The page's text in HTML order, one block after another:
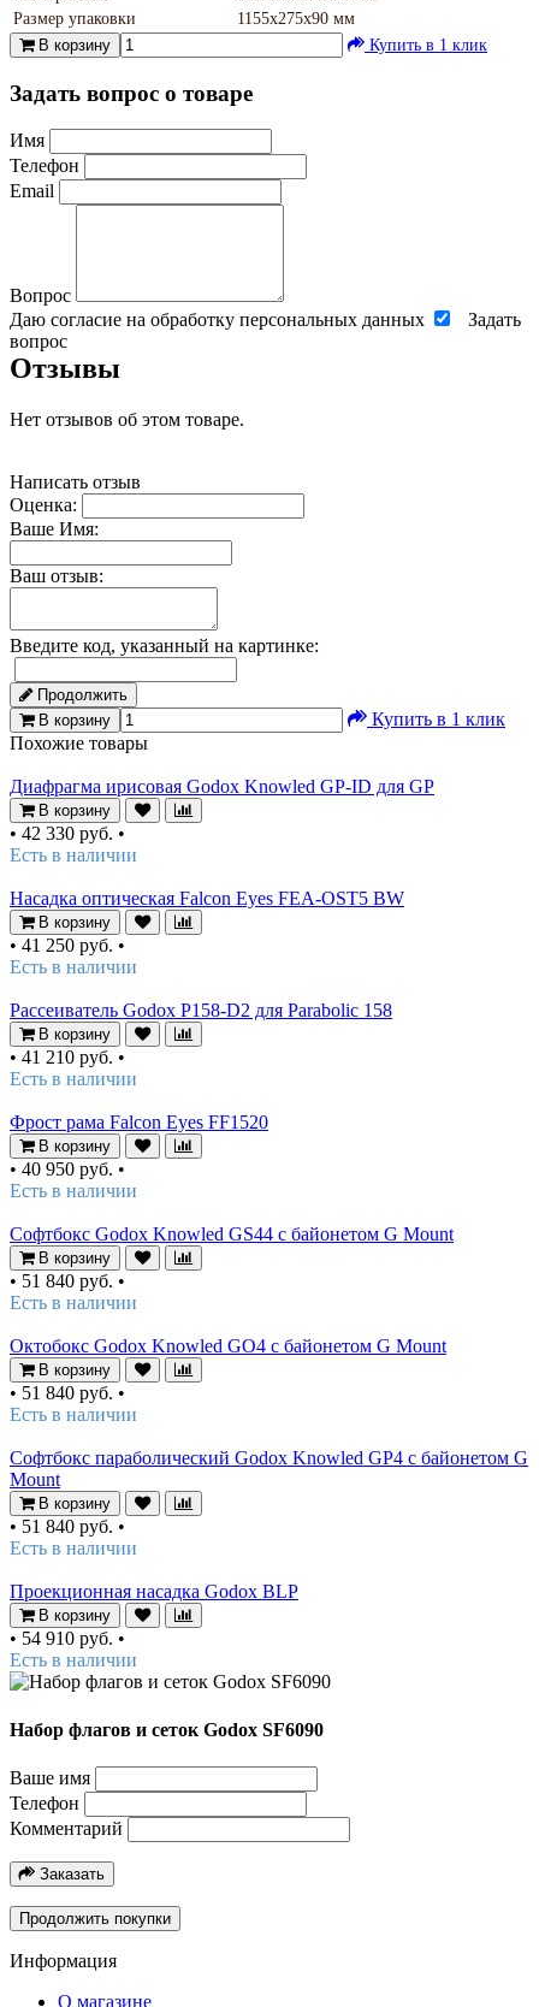
Размер упаковки
1155х275х90 мм
В корзину
Купить в 1 клик
Задать вопрос о товаре
Имя
Телефон
Email
Вопрос
Даю согласие на обработку персональных данных
Задать
вопрос
Отзывы
Нет отзывов об этом товаре.
Написать отзыв
Оценка:
Ваше Имя:
Ваш отзыв:
Введите код, указанный на картинке:
Продолжить
В корзину
Купить в 1 клик
Похожие товары
Диафрагма ирисовая Godox Knowled GP-ID для GP
В корзину
• 42 330 руб. •
Есть в наличии
Насадка оптическая Falcon Eyes FEA-OST5 BW
В корзину
• 41 250 руб. •
Есть в наличии
Рассеиватель Godox P158-D2 для Parabolic 158
В корзину
• 41 210 руб. •
Есть в наличии
Фрост рама Falcon Eyes FF1520
В корзину
• 40 950 руб. •
Есть в наличии
Софтбокс Godox Knowled GS44 с байонетом G Mount
В корзину
• 51 840 руб. •
Есть в наличии
Oктобокс Godox Knowled GO4 с байонетом G Mount
В корзину
• 51 840 руб. •
Есть в наличии
Софтбокс параболический Godox Knowled GP4 с байонетом G
Mount
В корзину
• 51 840 руб. •
Есть в наличии
Проекционная насадка Godox BLP
В корзину
• 54 910 руб. •
Есть в наличии
Набор флагов и сеток Godox SF6090
Ваше имя
Телефон
Комментарий
Заказать
Продолжить покупки
Информация
О магазине